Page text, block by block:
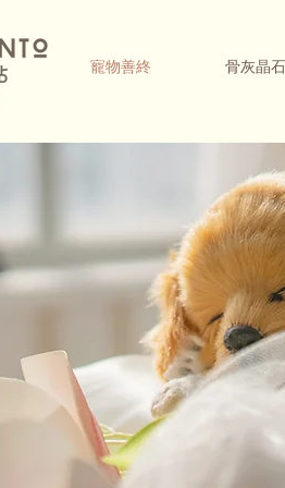
寵物善終 骨灰晶石